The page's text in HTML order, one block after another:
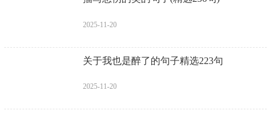
2025-11-20
关于我也是醉了的句子精选223句
2025-11-20